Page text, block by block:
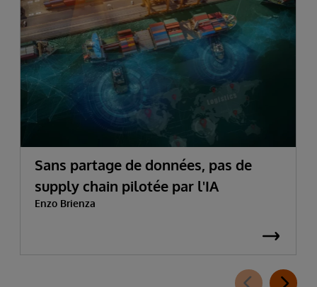
Sans partage de données, pas de
supply chain pilotée par l'IA
Enzo Brienza